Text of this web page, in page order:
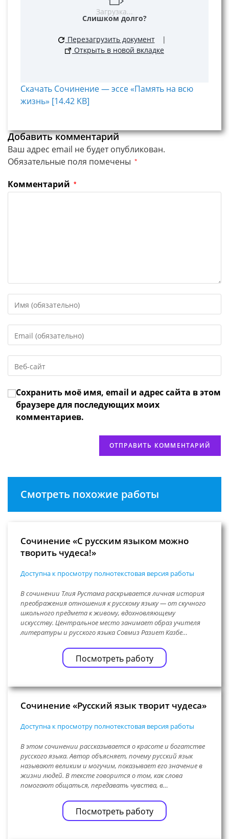
Загрузка...
Слишком долго?
Перезагрузить документ
|
Открыть в новой вкладке
Скачать Сочинение — эссе «Память на всю
жизнь» [14.42 KB]
Добавить комментарий
Ваш адрес email не будет опубликован.
Обязательные поля помечены *
Комментарий *
свое
или
имя
чтобы
прокомментировать
свой
адрес,
чтобы
URL
веб-
сайта
(необязательно)
Сохранить моё имя, email и адрес сайта в этом
браузере для последующих моих
комментариев.
Смотреть похожие работы
Сочинение «С русским языком можно
творить чудеса!»
Доступна к просмотру полнотекстовая версия работы
В сочинении Тлия Рустама раскрывается личная история
преображения отношения к русскому языку — от скучного
школьного предмета к живому, вдохновляющему
искусству. Центральное место занимает образ учителя
литературы и русского языка Совмиз Разиет Казбе…
Посмотреть работу
Сочинение «Русский язык творит чудеса»
Доступна к просмотру полнотекстовая версия работы
В этом сочинении рассказывается о красоте и богатстве
русского языка. Автор объясняет, почему русский язык
называют великим и могучим, показывает его значение в
жизни людей. В тексте говорится о том, как слова
помогают общаться, передавать чувства, в…
Посмотреть работу